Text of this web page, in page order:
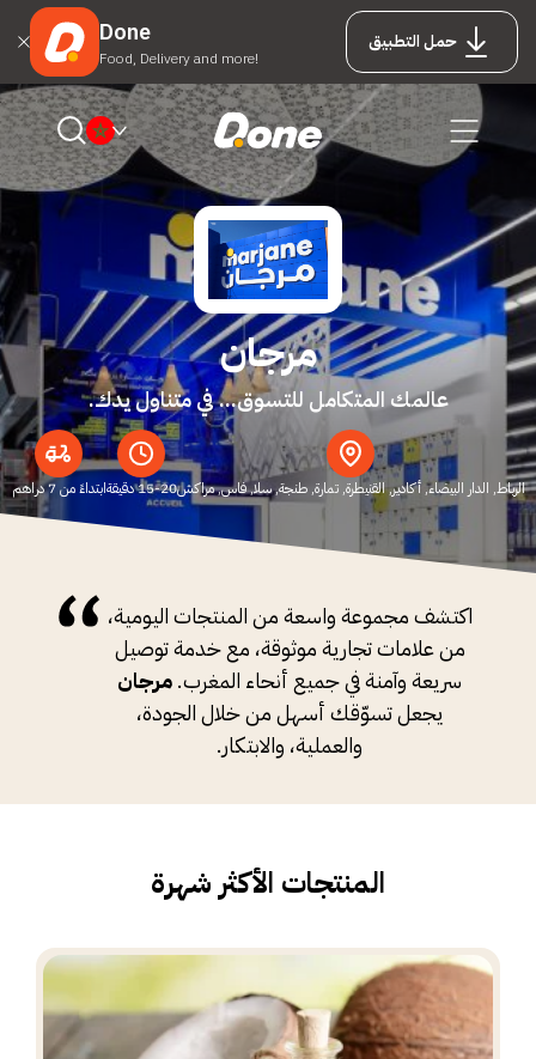
حمل التطبيق Done
Food, Delivery and more!
مرجان
عالمك المتكامل للتسوق... في متناول يدك.
الرباط, الدار البيضاء, أكادير, القنيطرة, تمارة, طنجة, سلا, فاس, مراكش15-20 دقيقة ابتداءً من 7 دراهم
اكتشف مجموعة واسعة من المنتجات اليومية،
من علامات تجارية موثوقة، مع خدمة توصيل
سريعة وآمنة في جميع أنحاء المغرب.مرجان
يجعل تسوّقك أسهل من خلال الجودة،
والعملية، والابتكار.
المنتجات الأكثر شهرة